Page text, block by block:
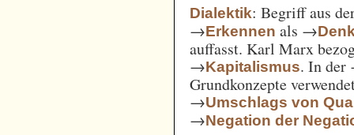
Dialektik: Begriff aus
→Erkennen als →
auffasst. Karl Marx
→Kapitalismus. In
Grundkonzepte
→Umschlags von
→Negation der